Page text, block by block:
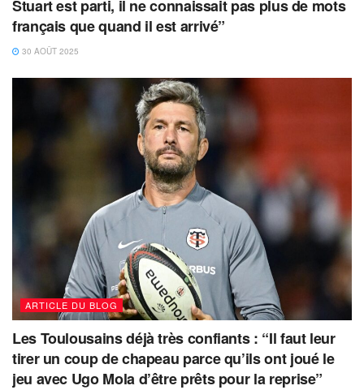
Stuart est parti, il ne connaissait pas plus de mots
français que quand il est arrivé”
30 AOÛT 2025
ARTICLE DU BLOG
Les Toulousains déjà très confiants : “Il faut leur
tirer un coup de chapeau parce qu’ils ont joué le
jeu avec Ugo Mola d’être prêts pour la reprise”